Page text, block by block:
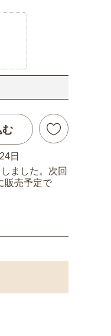
む
日
ました。次回
販売予定で